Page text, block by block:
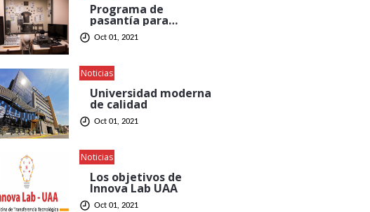
Programa de
pasantía para
estudiantes de
Comunicación
Oct 01, 2021
Noticias
Universidad moderna
de calidad
Oct 01, 2021
Noticias
Los objetivos de
Innova Lab UAA
Oct 01, 2021